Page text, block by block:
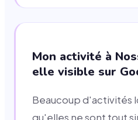
Mon activité à
elle visible sur
Beaucoup d'activités
qu'elles ne sont tout